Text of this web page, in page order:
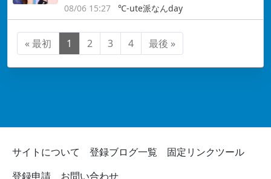
08/06 15:27
℃-ute派なんday
« 最初 1 2 3 4 最後 »
サイトについて 登録ブログ一覧
固定リンクツール
登録申請
お問い合わせ